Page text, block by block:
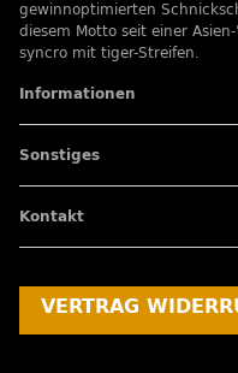
gewinnoptimierten
diesem Motto seit einer
syncro mit tiger-Streifen.
Informationen
Sonstiges
Kontakt
VERTRAG